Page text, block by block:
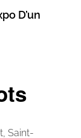
D’un
Saint-